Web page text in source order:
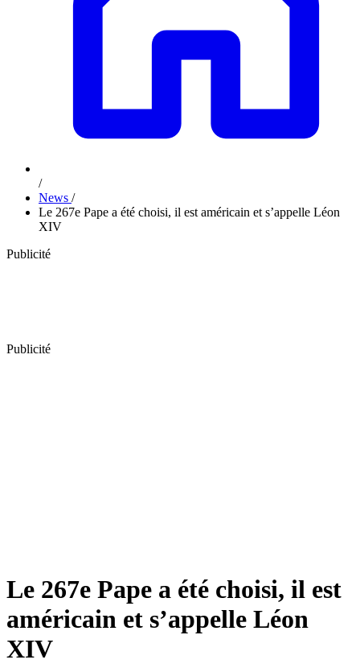
/
News /
Le 267e Pape a été choisi, il est américain et s’appelle Léon
XIV
Publicité
Publicité
Le 267e Pape a été choisi, il est
américain et s’appelle Léon
XIV